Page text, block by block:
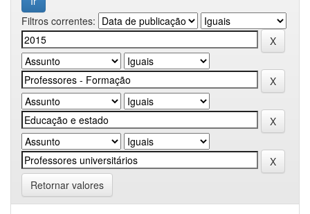
Filtros correntes:
Retornar valores